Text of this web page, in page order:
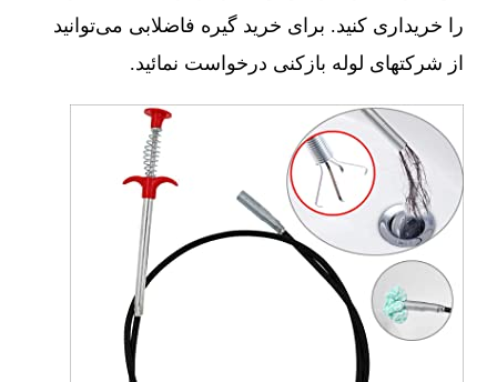
را خریداری کنید. برای خرید گیره فاضلابی می‌توانید
از شرکتهای لوله بازکنی درخواست نمائید.